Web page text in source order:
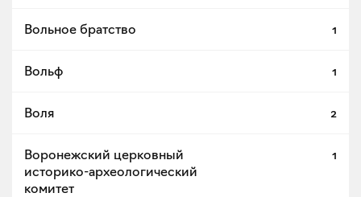
Вольное братство 1
Вольф 1
Воля 2
Воронежский церковный
историко-археологический
комитет
1